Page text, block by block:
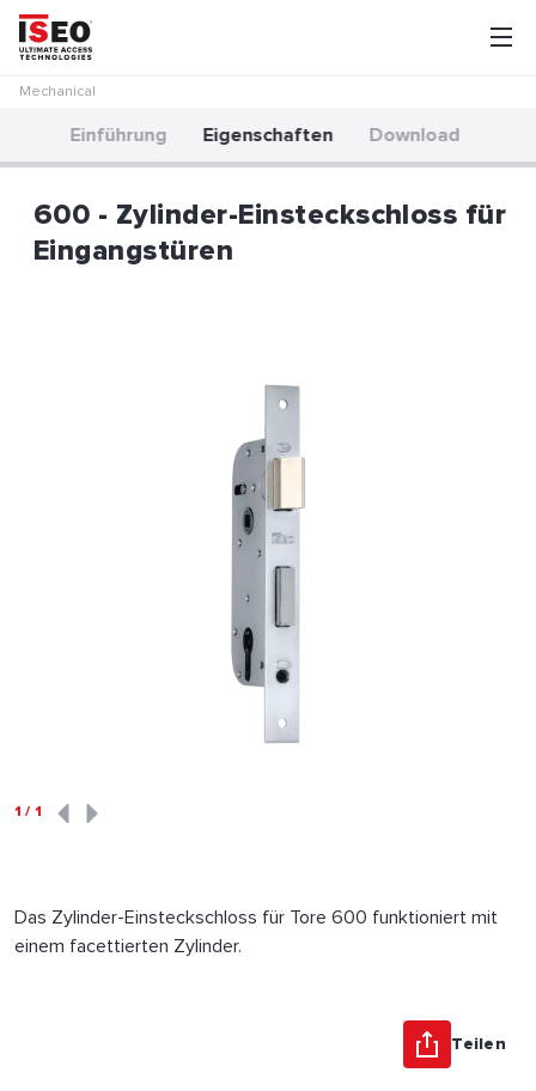
Mechanical
Einführung Eigenschaften Download
600 - Zylinder-Einsteckschloss für
Eingangstüren
1 / 1
Das Zylinder-Einsteckschloss für Tore 600 funktioniert mit
einem facettierten Zylinder.
Teilen